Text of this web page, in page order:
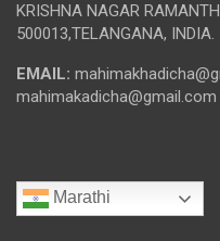
KRISHNA NAGAR
500013,TELANGANA, INDIA.
EMAIL:
mahimakadicha@gmail.com
Marathi